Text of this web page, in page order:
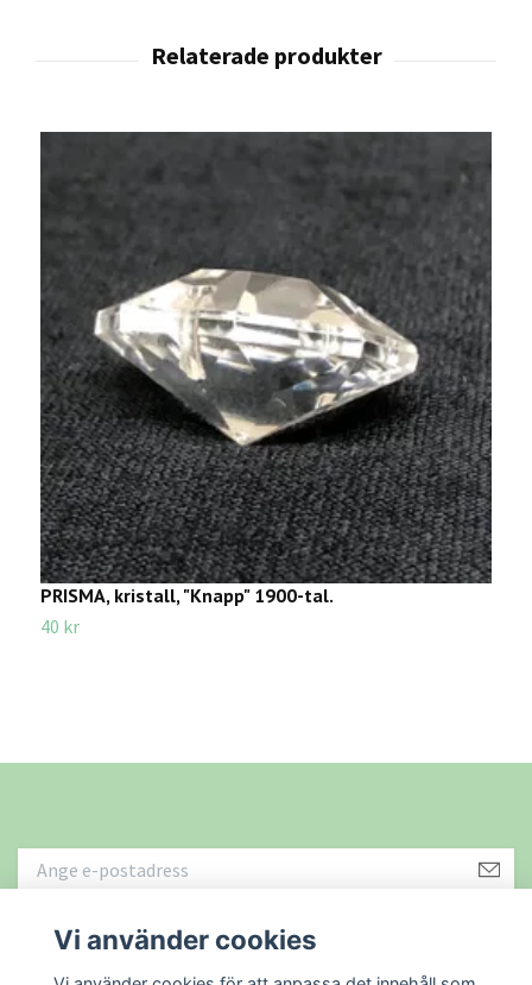
PRISMA, kristall, "Knapp" 1900-tal.
40 kr
Vi använder cookies